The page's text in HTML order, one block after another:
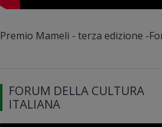
Premio Mameli - terza edizione -
FORUM DELLA CULTURA
ITALIANA